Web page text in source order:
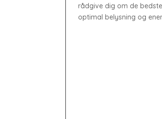
rådgive dig om de
optimal belysning og